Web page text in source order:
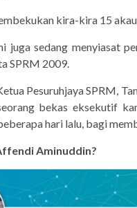
kira-kira 15
juga sedang menyiasat
SPRM 2009.
Pesuruhjaya SPRM,
bekas eksekutif
hari lalu, bagi
Aminuddin?